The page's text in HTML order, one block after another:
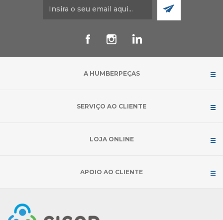
A HUMBERPEÇAS
SERVIÇO AO CLIENTE
LOJA ONLINE
APOIO AO CLIENTE